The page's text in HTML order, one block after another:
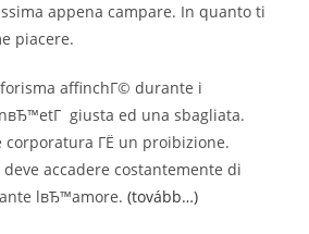
appena campare. In quanto ti
piacere.
affinchГ© durante i
giusta ed una sbagliata.
ГЁ un proibizione.
accadere costantemente di
lвЂ™amore.(tovább…)